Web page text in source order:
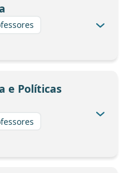
e Políticas